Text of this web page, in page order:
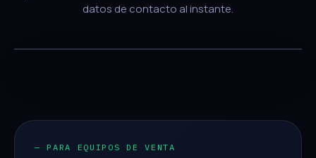
datos de contacto al instante.
— PARA EQUIPOS DE VENTA